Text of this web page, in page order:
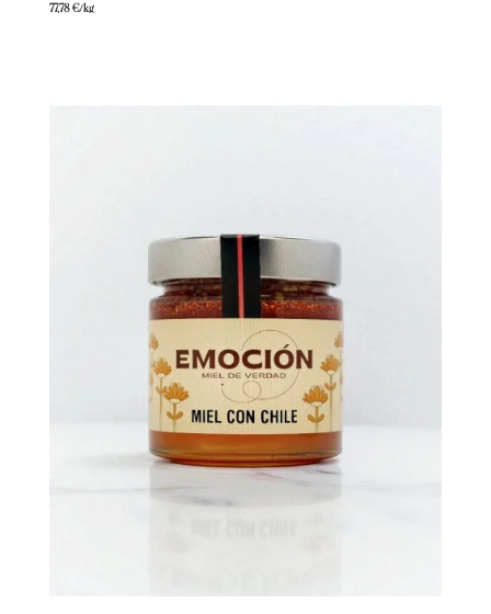
77,78€/kg